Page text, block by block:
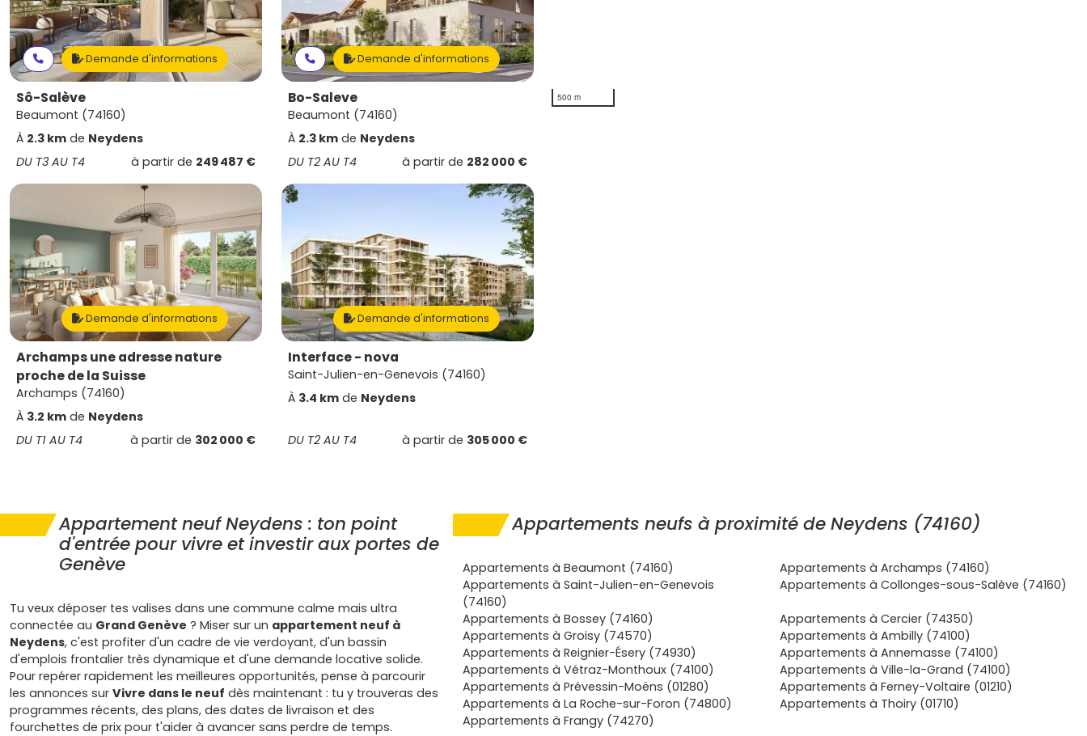
Demande d'informations
Sô-Salève
Beaumont (74160)
À 2.3 km de Neydens
DU T3 AU T4
à partir de 249 487 €
Demande d'informations
Bo-Saleve
Beaumont (74160)
À 2.3 km de Neydens
DU T2 AU T4
à partir de 282 000 €
Demande d'informations
Archamps une adresse nature
proche de la Suisse
Archamps (74160)
À 3.2 km de Neydens
DU T1 AU T4
à partir de 302 000 €
Demande d'informations
Interface - nova
Saint-Julien-en-Genevois (74160)
À 3.4 km de Neydens
DU T2 AU T4 à partir de 305 000 €
500 m
Appartement neuf Neydens : ton point
d'entrée pour vivre et investir aux portes de
Genève
Tu veux déposer tes valises dans une commune calme mais ultra
connectée au Grand Genève ? Miser sur un appartement neuf à
Neydens, c'est profiter d'un cadre de vie verdoyant, d'un bassin
d'emplois frontalier très dynamique et d'une demande locative solide.
Pour repérer rapidement les meilleures opportunités, pense à parcourir
les annonces sur Vivre dans le neuf dès maintenant : tu y trouveras des
programmes récents, des plans, des dates de livraison et des
fourchettes de prix pour t'aider à avancer sans perdre de temps.
Appartements neufs à proximité de Neydens (74160)
Appartements à Beaumont (74160)
Appartements à Archamps (74160)
Appartements à Saint-Julien-en-Genevois
(74160)
Appartements à Collonges-sous-Salève (74160)
Appartements à Bossey (74160)
Appartements à Cercier (74350)
Appartements à Groisy (74570)
Appartements à Ambilly (74100)
Appartements à Reignier-Ésery (74930)
Appartements à Annemasse (74100)
Appartements à Vétraz-Monthoux (74100)
Appartements à Ville-la-Grand (74100)
Appartements à Prévessin-Moëns (01280)
Appartements à Ferney-Voltaire (01210)
Appartements à La Roche-sur-Foron (74800)
Appartements à Thoiry (01710)
Appartements à Frangy (74270)